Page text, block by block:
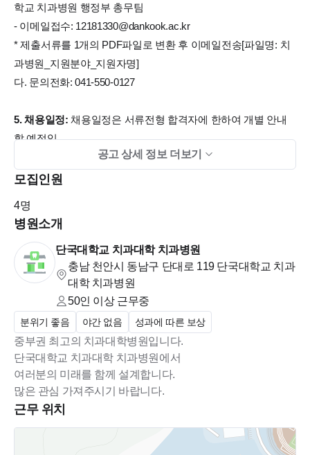
학교 치과병원 행정부 총무팀
- 이메일접수: 12181330@dankook.ac.kr
* 제출서류를 1개의 PDF파일로 변환 후 이메일전송[파일명: 치
과병원_지원분야_지원자명]
다. 문의전화: 041-550-0127
5. 채용일정: 채용일정은 서류전형 합격자에 한하여 개별 안내
할 예정임.
6. 임용예정일:
7. 비고:
고 예정
공고 상세 정보 더보기
모집인원
4명
병원소개
단국대학교 치과대학 치과병원
충남 천안시 동남구 단대로 119 단국대학교 치과
대학 치과병원
50인 이상근무중
분위기 좋음 야간 없음 성과에 따른 보상
중부권 최고의 치과대학병원입니다.
단국대학교 치과대학 치과병원에서
여러분의 미래를 함께 설계합니다.
많은 관심 가져주시기 바랍니다.
근무 위치